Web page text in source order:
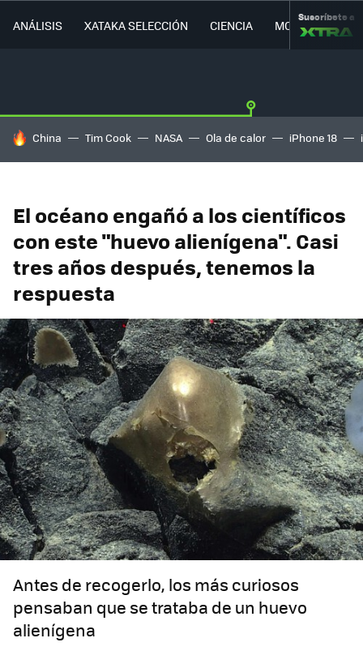
ANÁLISIS XATAKA SELECCIÓN CIENCIA MOVILIDAD
Suscríbete a
HOY SE HABLA DE
China Tim Cook NASA Ola de calor iPhone 18
El océano engañó a los científicos
con este "huevo alienígena". Casi
tres años después, tenemos la
respuesta
Antes de recogerlo, los más curiosos
pensaban que se trataba de un huevo
alienígena